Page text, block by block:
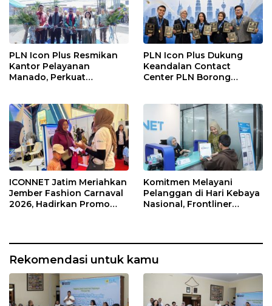
PLN Icon Plus Resmikan
Kantor Pelayanan
Manado, Perkuat
PLN Icon Plus Dukung
Keandalan Contact
Center PLN Borong
ICONNET Jatim Meriahkan
Jember Fashion Carnaval
2026, Hadirkan Promo
Komitmen Melayani
Pelanggan di Hari Kebaya
Nasional, Frontliner
Rekomendasi untuk kamu